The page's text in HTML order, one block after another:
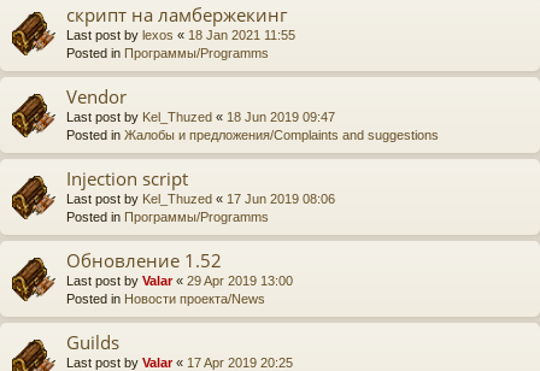
скрипт на ламбержекинг
Last post by lexos « 18 Jan 2021 11:55
Posted in Программы/Programms
Vendor
Last post by Kel_Thuzed « 18 Jun 2019 09:47
Posted in Жалобы и предложения/Complaints and suggestions
Injection script
Last post by Kel_Thuzed « 17 Jun 2019 08:06
Posted in Программы/Programms
Обновление 1.52
Last post by Valar« 29 Apr 2019 13:00
Posted in Новости проекта/News
Guilds
Last post by Valar« 17 Apr 2019 20:25